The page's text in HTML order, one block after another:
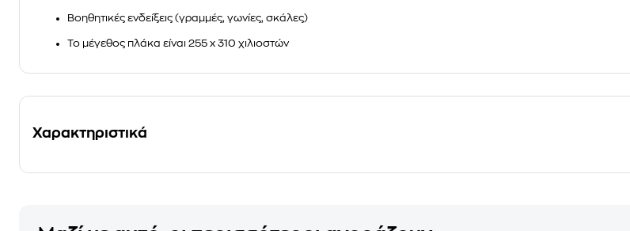
Βοηθητικές ενδείξεις (γραμμές, γωνίες, σκάλες)
Το μέγεθος πλάκα είναι 255 x 310 χιλιοστών
Χαρακτηριστικά